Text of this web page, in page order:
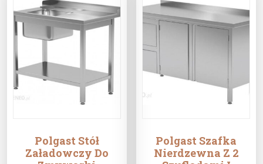
Polgast Stół
Załadowczy Do
Polgast Szafka
Nierdzewna Z 2